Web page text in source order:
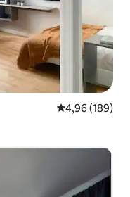
Середня
4,96 (189)